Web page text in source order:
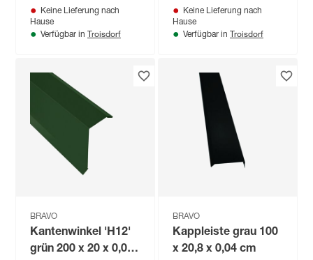
Keine Lieferung nach
Hause
Verfügbar in Troisdorf
Keine Lieferung nach
Hause
Verfügbar in Troisdorf
BRAVO
Kantenwinkel 'H12'
grün 200 x 20 x 0,04
BRAVO
Kappleiste grau 100
x 20,8 x 0,04 cm